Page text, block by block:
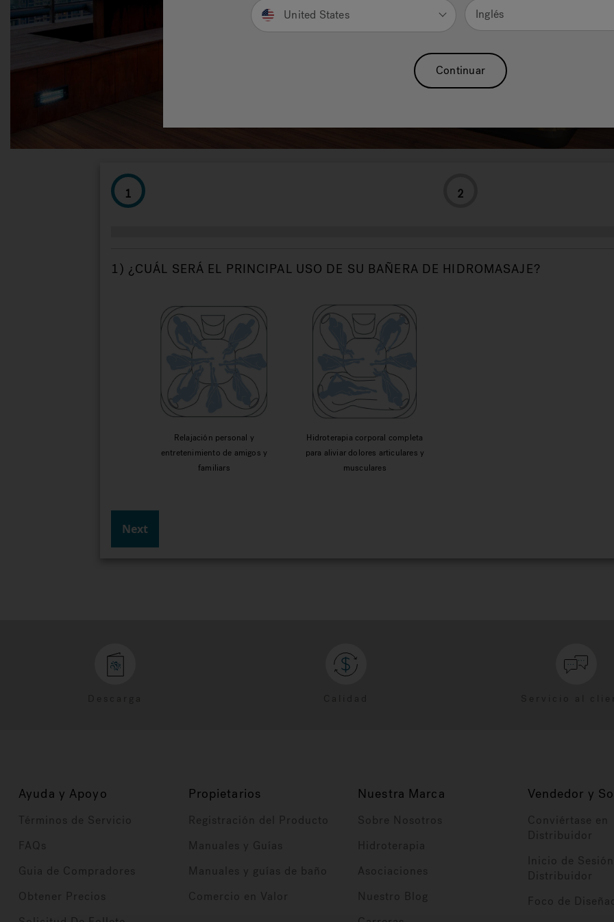
1 2
1) ¿CUÁL SERÁ EL PRINCIPAL USO DE SU BAÑERA DE HIDROMASAJE?
Relajación personal y
entretenimiento de amigos y
familiars
Hidroterapia corporal completa
para aliviar dolores articulares y
musculares
Next
Ayuda y Apoyo
Términos de Servicio
FAQs
Guia de Compradores
Obtener Precios
Propietarios
Registración del Producto
Manuales y Guías
Manuales y guías de baño
Comercio en Valor
Nuestra Marca
Sobre Nosotros
Hidroterapia
Asociaciones
Nuestro Blog
Vendedor y
Conviértase en
Distribuidor
Inicio de
Distribuidor
Foco de
United States Inglés
Continuar